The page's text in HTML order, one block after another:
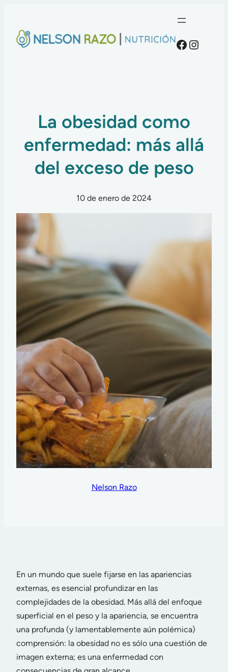
La obesidad como
enfermedad: más allá
del exceso de peso
10 de enero de 2024
Nelson Razo
En un mundo que suele fijarse en las apariencias
externas, es esencial profundizar en las
complejidades de la obesidad. Más allá del enfoque
superficial en el peso y la apariencia, se encuentra
una profunda (y lamentablemente aún polémica)
comprensión: la obesidad no es sólo una cuestión de
imagen externa; es una enfermedad con